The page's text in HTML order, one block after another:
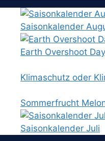
Saisonkalender
Earth Overshoot
Klimaschutz oder
Sommerfrucht
Saisonkalender Juli